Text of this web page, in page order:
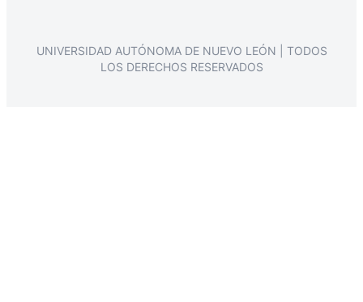
UNIVERSIDAD AUTÓNOMA DE NUEVO LEÓN | TODOS
LOS DERECHOS RESERVADOS